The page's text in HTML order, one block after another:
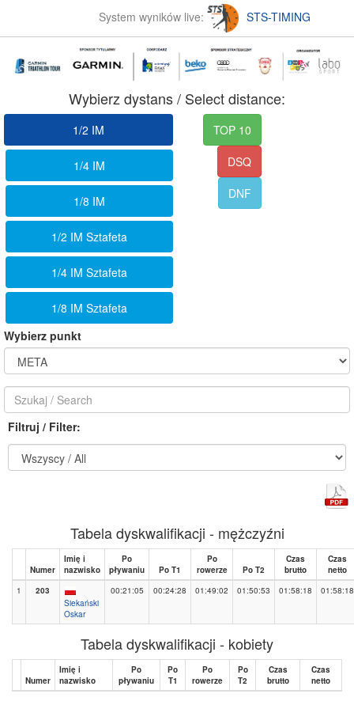
System wyników live: STS-TIMING
Wybierz dystans / Select distance:
1/2 IM
1/4 IM
1/8 IM
1/2 IM Sztafeta
1/4 IM Sztafeta
1/8 IM Sztafeta
TOP 10
DSQ
DNF
Wybierz punkt
Filtruj / Filter:
Tabela dyskwalifikacji - mężczyźni
Numer
Imię i
nazwisko
Po
pływaniu
Po T1
Po
rowerze
Po T2
Czas
brutto
Czas
netto
1
203
Siekański
Oskar
00:21:05 00:24:28 01:49:02 01:50:53 01:58:18 01:58:18
Tabela dyskwalifikacji - kobiety
Numer
Imię i
nazwisko
Po
pływaniu
Po
T1
Po
rowerze
Po
T2
Czas
brutto
Czas
netto